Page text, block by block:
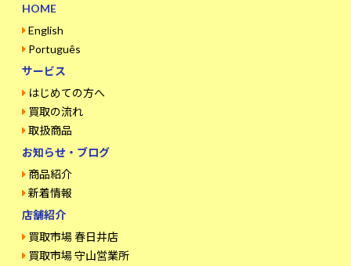
HOME
English
Português
サービス
はじめての方へ
買取の流れ
取扱商品
お知らせ・ブログ
商品紹介
新着情報
店舗紹介
買取市場 春日井店
買取市場 守山営業所